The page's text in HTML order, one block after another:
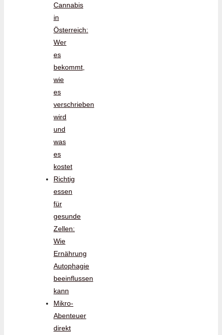
Cannabis
in
Österreich:
Wer
es
bekommt,
wie
es
verschrieben
wird
und
was
es
kostet
Richtig
essen
für
gesunde
Zellen:
Wie
Ernährung
Autophagie
beeinflussen
kann
Mikro-
Abenteuer
direkt